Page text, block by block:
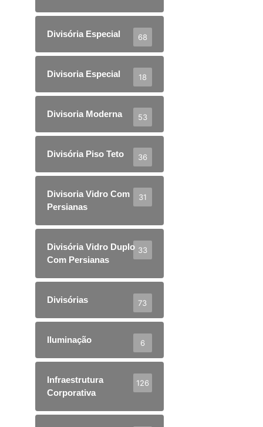
Divisória Especial 68
Divisoria Especial 18
Divisoria Moderna 53
Divisória Piso Teto 36
Divisoria Vidro Com
Persianas
31
Divisória Vidro Duplo
Com Persianas
33
Divisórias 73
Iluminação 6
Infraestrutura
Corporativa
126